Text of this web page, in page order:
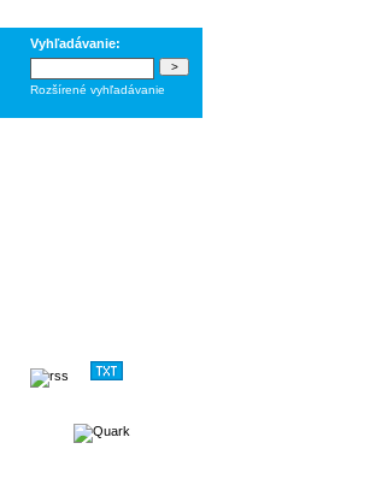
Vyhľadávanie:
Rozšírené vyhľadávanie